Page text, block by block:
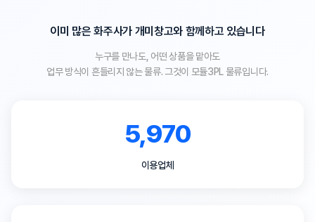
이미 많은 화주사가 개미창고와 함께하고 있습니다
누구를 만나도, 어떤 상품을 맡아도
업무 방식이 흔들리지 않는 물류. 그것이 모듈3PL 물류입니다.
5,970
이용업체